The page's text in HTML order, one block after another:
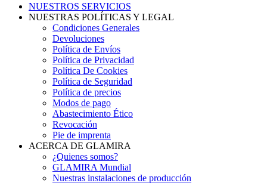
NUESTROS SERVICIOS
NUESTRAS POLÍTICAS Y LEGAL
Condiciones Generales
Devoluciones
Política de Envíos
Política de Privacidad
Política De Cookies
Política de Seguridad
Política de precios
Modos de pago
Abastecimiento Ético
Revocación
Pie de imprenta
ACERCA DE GLAMIRA
¿Quienes somos?
GLAMIRA Mundial
Nuestras instalaciones de producción